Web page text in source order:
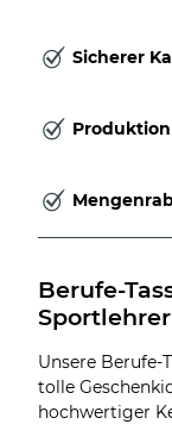
Sicherer
Berufe-
Unsere Berufe-
tolle
hochwertiger